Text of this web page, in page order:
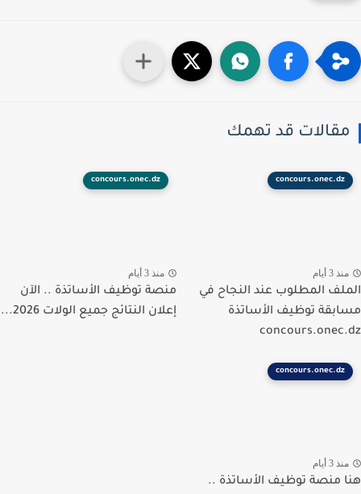
قد تهمك
concours.onec.dz
3 أيام
المطلوب عند النجاح في
توظيف الأساتذة
concours.onec.dz
منذ 3 أيام
منصة توظيف الأساتذة .. الآن
إعلان النتائج جميع الولات 2026...
concours.onec.dz
3 أيام
منصة توظيف الأساتذة ..